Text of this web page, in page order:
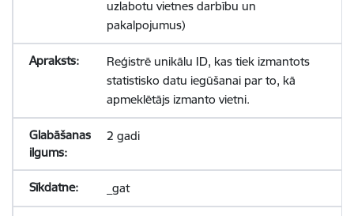
uzlabotu vietnes darbību un
pakalpojumus)
Reģistrē unikālu ID, kas tiek izmantots
statistisko datu iegūšanai par to, kā
apmeklētājs izmanto vietni.
2 gadi
_gat